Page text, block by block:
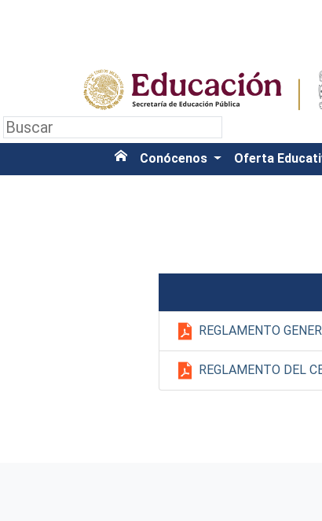
Conócenos Oferta
REGLAMENTO
REGLAMENTO DEL